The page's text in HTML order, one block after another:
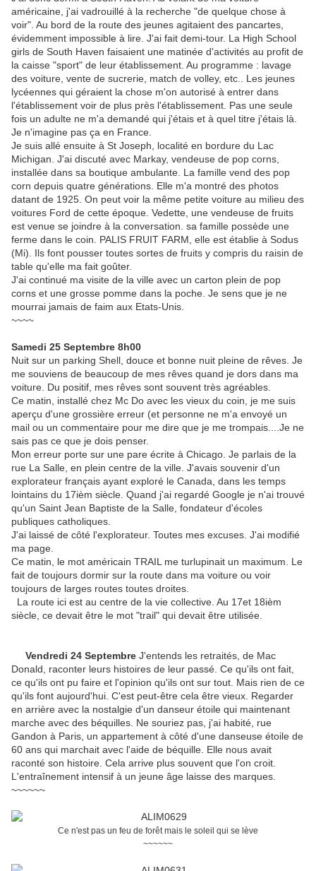
américaine, j'ai vadrouillé à la recherche "de quelque chose à
voir". Au bord de la route des jeunes agitaient des pancartes,
évidemment impossible à lire. J'ai fait demi-tour. La High School
girls de South Haven faisaient une matinée d'activités au profit de
la caisse "sport" de leur établissement. Au programme : lavage
des voiture, vente de sucrerie, match de volley, etc.. Les jeunes
lycéennes qui géraient la chose m'on autorisé à entrer dans
l'établissement voir de plus près l'établissement. Pas une seule
fois un adulte ne m'a demandé qui j'étais et à quel titre j'étais là.
Je n'imagine pas ça en France.
Je suis allé ensuite à St Joseph, localité en bordure du Lac
Michigan. J'ai discuté avec Markay, vendeuse de pop corns,
installée dans sa boutique ambulante. La famille vend des pop
corn depuis quatre générations. Elle m'a montré des photos
datant de 1925. On peut voir la même petite voiture au milieu des
voitures Ford de cette époque. Vedette, une vendeuse de fruits
est venue se joindre à la conversation. sa famille possède une
ferme dans le coin. PALIS FRUIT FARM, elle est établie à Sodus
(Mi). Ils font pousser toutes sortes de fruits y compris du raisin de
table qu'elle ma fait goûter.
J'ai continué ma visite de la ville avec un carton plein de pop
corns et une grosse pomme dans la poche. Je sens que je ne
mourrai jamais de faim aux Etats-Unis.
~~~~
Samedi 25 Septembre 8h00
Nuit sur un parking Shell, douce et bonne nuit pleine de rêves. Je
me souviens de beaucoup de mes rêves quand je dors dans ma
voiture. Du positif, mes rêves sont souvent très agréables.
Ce matin, installé chez Mc Do avec les vieux du coin, je me suis
aperçu d'une grossière erreur (et personne ne m'a envoyé un
mail ou un commentaire pour me dire que je me trompais....Je ne
sais pas ce que je dois penser.
Mon erreur porte sur une pare écrite à Chicago. Je parlais de la
rue La Salle, en plein centre de la ville. J'avais souvenir d'un
explorateur français ayant exploré le Canada, dans les temps
lointains du 17ièm siècle. Quand j'ai regardé Google je n'ai trouvé
qu'un Saint Jean Baptiste de la Salle, fondateur d'écoles
publiques catholiques.
J'ai laissé de côté l'explorateur. Toutes mes excuses. J'ai modifié
ma page.
Ce matin, le mot américain TRAIL me turlupinait un maximum. Le
fait de toujours dormir sur la route dans ma voiture ou voir
toujours de larges routes toutes droites.
La route ici est au centre de la vie collective. Au 17et 18ièm
siècle, ce devait être le mot "trail" qui devait être utilisée.
Vendredi 24 Septembre J'entends les retraités, de Mac
Donald, raconter leurs histoires de leur passé. Ce qu'ils ont fait,
ce qu'ils ont pu faire et l'opinion qu'ils ont sur tout. Mais rien de ce
qu'ils font aujourd'hui. C'est peut-être cela être vieux. Regarder
en arrière avec la nostalgie d'un danseur étoile qui maintenant
marche avec des béquilles. Ne souriez pas, j'ai habité, rue
Gandon à Paris, un appartement à côté d'une danseuse étoile de
60 ans qui marchait avec l'aide de béquille. Elle nous avait
raconté son histoire. Cela arrive plus souvent que l'on croit.
L'entraînement intensif à un jeune âge laisse des marques.
~~~~~~
Ce n'est pas un feu de forêt mais le soleil qui se lève
~~~~~~